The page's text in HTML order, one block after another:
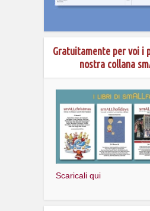
Gratuitamente per voi i
nostra collana
Scaricali qui